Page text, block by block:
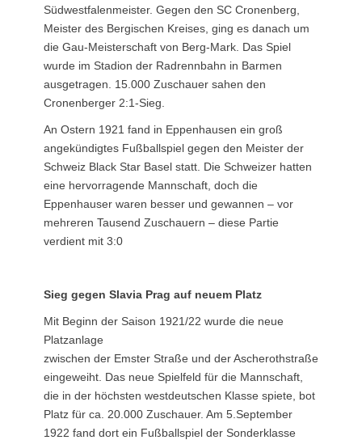
Südwestfalenmeister. Gegen den SC Cronenberg,
Meister des Bergischen Kreises, ging es danach um
die Gau-Meisterschaft von Berg-Mark. Das Spiel
wurde im Stadion der Radrennbahn in Barmen
ausgetragen. 15.000 Zuschauer sahen den
Cronenberger 2:1-Sieg.
An Ostern 1921 fand in Eppenhausen ein groß
angekündigtes Fußballspiel gegen den Meister der
Schweiz Black Star Basel statt. Die Schweizer hatten
eine hervorragende Mannschaft, doch die
Eppenhauser waren besser und gewannen – vor
mehreren Tausend Zuschauern – diese Partie
verdient mit 3:0
Sieg gegen Slavia Prag auf neuem Platz
Mit Beginn der Saison 1921/22 wurde die neue
Platzanlage
zwischen der Emster Straße und der Ascherothstraße
eingeweiht. Das neue Spielfeld für die Mannschaft,
die in der höchsten westdeutschen Klasse spiete, bot
Platz für ca. 20.000 Zuschauer. Am 5.September
1922 fand dort ein Fußballspiel der Sonderklasse